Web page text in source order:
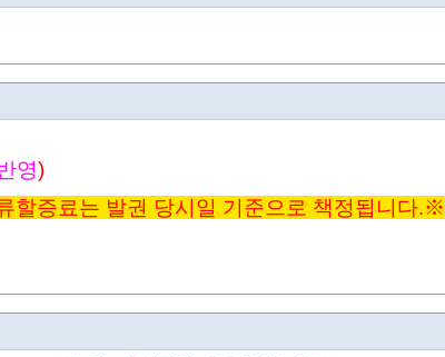
영)
할증료는 발권 당시일 기준으로 책정됩니다.※